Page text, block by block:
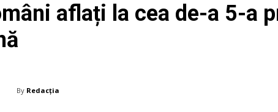
aflați la cea de-a 5-a
By Redacția